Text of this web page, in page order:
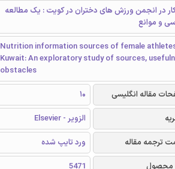
در انجمن ورزش های دختران در کویت : یک مطالعه
و موانع
Nutrition information sources of female
Kuwait: An exploratory study of sources,
obstacles
مقاله انگلیسی
10
الزویر - Elsevier
ترجمه مقاله
ورد تایپ شده
محصول
5471